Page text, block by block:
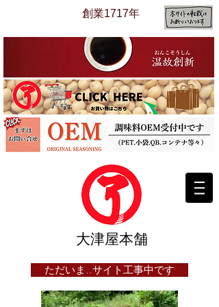
​創業1717年
​大津屋本舗​
ただいま..サイト工事中です